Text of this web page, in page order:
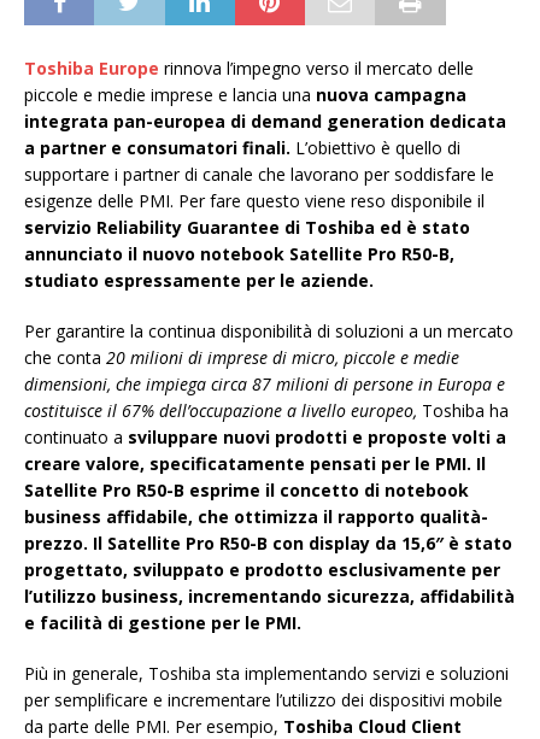
Toshiba Europe rinnova l’impegno verso il mercato delle
piccole e medie imprese e lancia una nuova campagna
integrata pan-europea di demand generation dedicata
a partner e consumatori finali. L’obiettivo è quello di
supportare i partner di canale che lavorano per soddisfare le
esigenze delle PMI. Per fare questo viene reso disponibile il
servizio Reliability Guarantee di Toshiba ed è stato
annunciato il nuovo notebook Satellite Pro R50-B,
studiato espressamente per le aziende.
Per garantire la continua disponibilità di soluzioni a un mercato
che conta 20 milioni di imprese di micro, piccole e medie
dimensioni, che impiega circa 87 milioni di persone in Europa e
costituisce il 67% dell’occupazione a livello europeo, Toshiba ha
continuato a sviluppare nuovi prodotti e proposte volti a
creare valore, specificatamente pensati per le PMI. Il
Satellite Pro R50-B esprime il concetto di notebook
business affidabile, che ottimizza il rapporto qualità-
prezzo. Il Satellite Pro R50-B con display da 15,6″ è stato
progettato, sviluppato e prodotto esclusivamente per
l’utilizzo business, incrementando sicurezza, affidabilità
e facilità di gestione per le PMI.
Più in generale, Toshiba sta implementando servizi e soluzioni
per semplificare e incrementare l’utilizzo dei dispositivi mobile
da parte delle PMI. Per esempio, Toshiba Cloud Client